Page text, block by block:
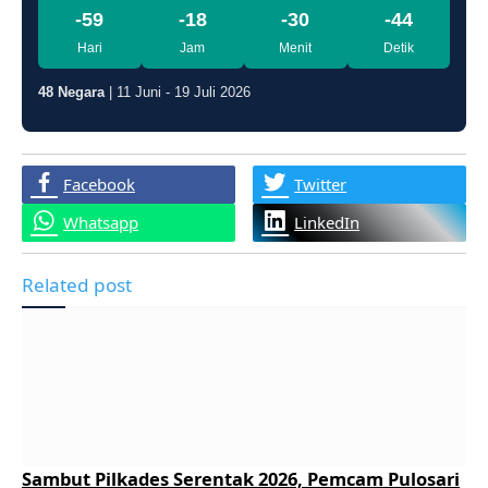
-59
Hari
-18
Jam
-30
Menit
-45
Detik
48 Negara| 11 Juni - 19 Juli 2026
Facebook
Twitter
Whatsapp
LinkedIn
Related post
Sambut Pilkades Serentak 2026, Pemcam Pulosari